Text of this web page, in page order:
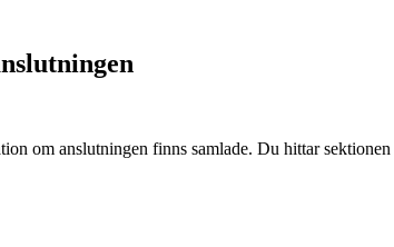
om anslutningen finns samlade. Du hittar